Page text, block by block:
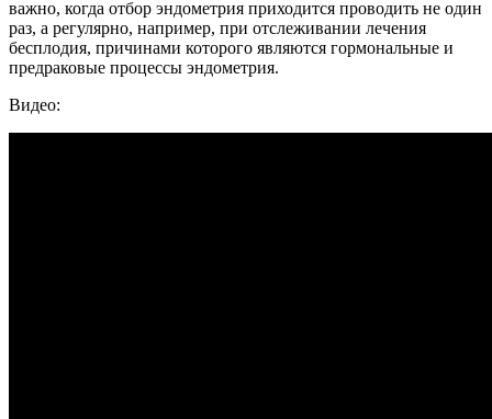
важно, когда отбор эндометрия приходится проводить не один
раз, а регулярно, например, при отслеживании лечения
бесплодия, причинами которого являются гормональные и
предраковые процессы эндометрия.
Видео: